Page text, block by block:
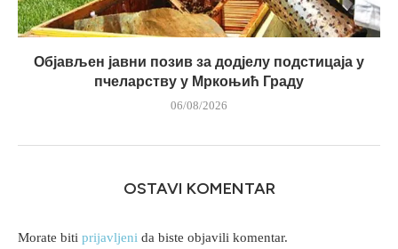
Објављен јавни позив за додјелу подстицаја у
пчеларству у Мркоњић Граду
06/08/2026
OSTAVI KOMENTAR
Morate biti prijavljeni da biste objavili komentar.